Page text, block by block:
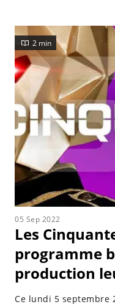
2 min
05 Sep 2022
Les
programme
production
Ce lundi 5 septembre